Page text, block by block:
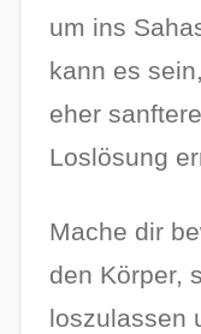
um ins
kann es
eher
Loslösung
Mache dir
den Körper,
loszulassen